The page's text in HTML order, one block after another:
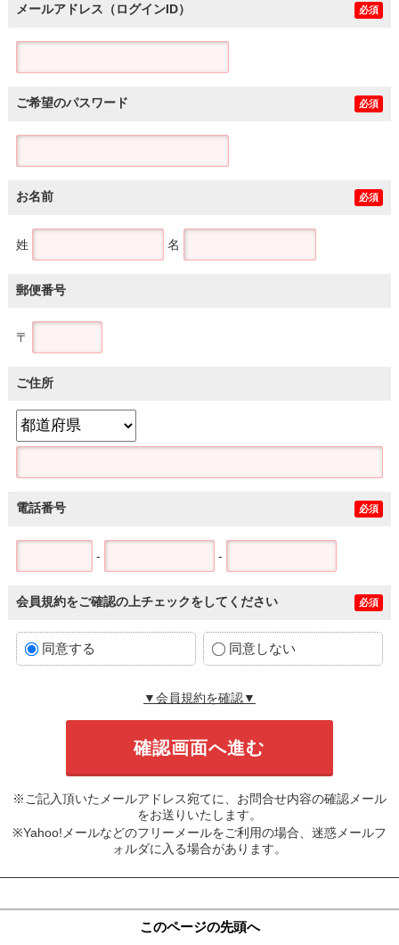
メールアドレス（ログインID） 必須
ご希望のパスワード 必須
お名前 必須
姓 名
郵便番号
〒
ご住所
電話番号 必須
- -
会員規約をご確認の上チェックをしてください 必須
同意する 同意しない
▼会員規約を確認▼
※ご記入頂いたメールアドレス宛てに、お問合せ内容の確認メール
をお送りいたします。
※Yahoo!メールなどのフリーメールをご利用の場合、迷惑メールフ
ォルダに入る場合があります。
このページの先頭へ